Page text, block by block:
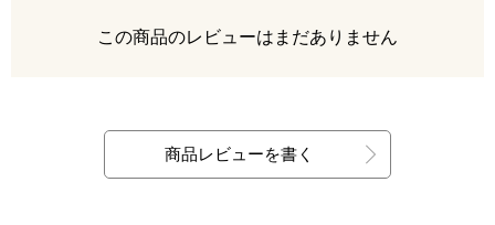
レビュー
この商品のレビューはまだありません
商品レビューを書く